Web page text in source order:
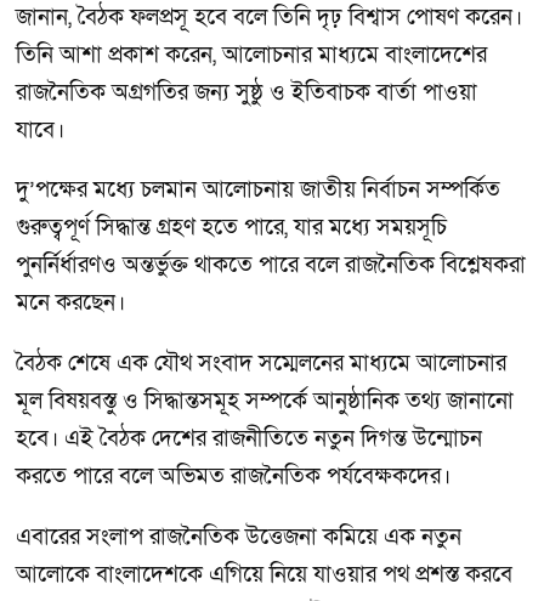
জানান, বৈঠক ফলপ্রসূ হবে বলে তিনি দৃঢ় বিশ্বাস পোষণ করেন।
তিনি আশা প্রকাশ করেন, আলোচনার মাধ্যমে বাংলাদেশের
রাজনৈতিক অগ্রগতির জন্য সুষ্ঠু ও ইতিবাচক বার্তা পাওয়া
যাবে।
দু’পক্ষের মধ্যে চলমান আলোচনায় জাতীয় নির্বাচন সম্পর্কিত
গুরুত্বপূর্ণ সিদ্ধান্ত গ্রহণ হতে পারে, যার মধ্যে সময়সূচি
পুনর্নির্ধারণও অন্তর্ভুক্ত থাকতে পারে বলে রাজনৈতিক বিশ্লেষকরা
মনে করছেন।
বৈঠক শেষে এক যৌথ সংবাদ সম্মেলনের মাধ্যমে আলোচনার
মূল বিষয়বস্তু ও সিদ্ধান্তসমূহ সম্পর্কে আনুষ্ঠানিক তথ্য জানানো
হবে। এই বৈঠক দেশের রাজনীতিতে নতুন দিগন্ত উন্মোচন
করতে পারে বলে অভিমত রাজনৈতিক পর্যবেক্ষকদের।
এবারের সংলাপ রাজনৈতিক উত্তেজনা কমিয়ে এক নতুন
আলোকে বাংলাদেশকে এগিয়ে নিয়ে যাওয়ার পথ প্রশস্ত করবে